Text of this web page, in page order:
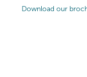
Download our